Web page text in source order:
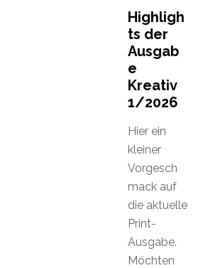
Highligh
ts der
Ausgab
e
Kreativ
1/2026
Hier ein
kleiner
Vorgesch
mack auf
die aktuelle
Print-
Ausgabe.
Möchten